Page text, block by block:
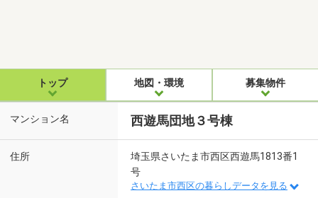
トップ 地図・環境 募集物件
マンション名 西遊馬団地３号棟
住所
埼玉県さいたま市西区西遊馬1813番1
号
さいたま市西区の暮らしデータを見る